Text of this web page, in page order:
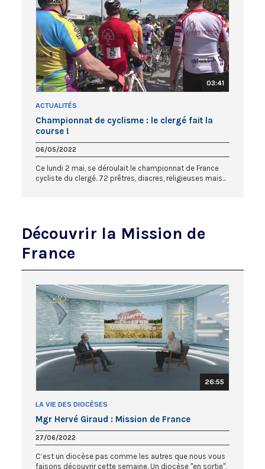
03:41
ACTUALITÉS
Championnat de cyclisme : le clergé fait la
course !
06/05/2022
Ce lundi 2 mai, se déroulait le championnat de France
cycliste du clergé. 72 prêtres, diacres, religieuses mais...
Découvrir la Mission de
France
26:55
LA VIE DES DIOCÈSES
Mgr Hervé Giraud : Mission de France
27/06/2022
C’est un diocèse pas comme les autres que nous vous
faisons découvrir cette semaine. Un diocèse "en sortie",